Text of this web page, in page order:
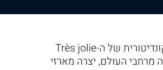
מרחבי העולם, יצרה מארזי